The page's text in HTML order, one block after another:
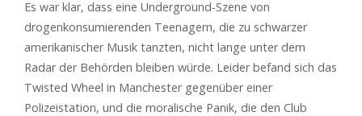
Es war klar, dass eine Underground-Szene von
drogenkonsumierenden Teenagern, die zu schwarzer
amerikanischer Musik tanzten, nicht lange unter dem
Radar der Behörden bleiben würde. Leider befand sich das
Twisted Wheel in Manchester gegenüber einer
Polizeistation, und die moralische Panik, die den Club